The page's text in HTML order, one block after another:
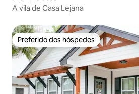
A vila de Casa Lejana
Preferido dos hóspedes
Preferido dos hóspedes